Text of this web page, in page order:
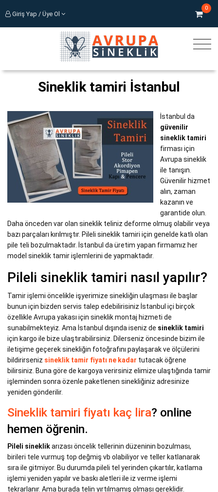
Giriş Yap / Üye Ol
0
Sineklik tamiri İstanbul
İstanbul da
güvenilir
sineklik tamiri
firması için
Avrupa sineklik
ile tanışın.
Güvenilir hizmet
alın, zaman
kazanın ve
garantide olun.
Daha önceden var olan sineklik teliniz deforme olmuş olabilir veya
bazı parçaları kırılmıştır. Pileli sineklik tamiri için genelde katlı olan
pile teli bozulmaktadır. İstanbul da üretim yapan firmamız her
model sineklik tamir işlemlerini de yapmaktadır.
Pileli sineklik tamiri nasıl yapılır?
Tamir işlemi öncelikle işyerimize sinekliğin ulaşması ile başlar
bunun için bizden servis talep edebilirisiniz İstanbul içi birçok
özellikle Avrupa yakası için sineklik montaj hizmeti de
sunabilmekteyiz. Ama İstanbul dışında iseniz de sineklik tamiri
için kargo ile bize ulaştırabilirsiniz. Dilerseniz öncesinde bizim ile
iletişime geçerek sinekliğin fotoğrafını paylaşarak ve ölçülerini
bildirirseniz sineklik tamir fiyatı ne kadar tutacak öğrene
bilirsiniz. Buna göre de kargoya verirsiniz elimize ulaştığında tamir
işleminden sonra özenle paketlenen sinekliğiniz adresinize
yeniden gönderilir.
Sineklik tamiri fiyatı kaç lira? online
hemen öğrenin.
Pileli sineklikarızası öncelik tellerinin düzeninin bozulması,
birileri tele vurmuş top değmiş vb olabiliyor ve teller katlanarak
sıra ile gitmiyor. Bu durumda pileli tel yerinden çıkartılır, katlama
işlemi yeniden yapılır ve baskı aletleri ile iz verme işlemi
tekrarlanır. Ama burada telin yırtılmamış olması gereklidir.